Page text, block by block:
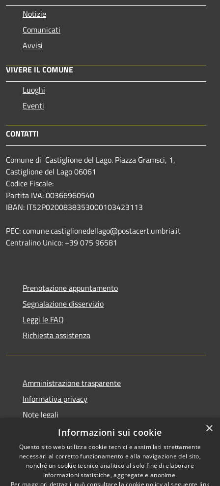
Notizie
Comunicati
Avvisi
VIVERE IL COMUNE
Luoghi
Eventi
CONTATTI
Comune di Castiglione del Lago. Piazza Gramsci, 1,
Castiglione del Lago 06061
Codice Fiscale:
Partita IVA: 00366960540
IBAN: IT52P0200838353000103423113
PEC: comune.castiglionedellago@postacert.umbria.it
Centralino Unico: +39 075 96581
Prenotazione appuntamento
Segnalazione disservizio
Leggi le FAQ
Richiesta assistenza
Amministrazione trasparente
Informativa privacy
Note legali
Dichiarazione di accessibilità
RSS Copyright © 2026 • Comune di
×
Informazioni sui cookie
Questo sito web utilizza cookie tecnici e assimilati strettamente
necessari al corretto funzionamento e alla navigazione del sito,
nonché un cookie tecnico analitico al solo fine di elaborare
informazioni statistiche, aggregate e anonime.
Per maggiori dettagli, può consultare la cookie policy al seguente link